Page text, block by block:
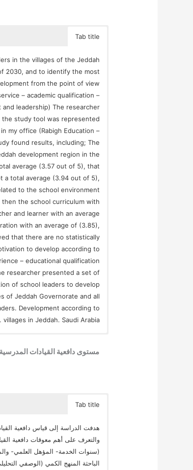
Tab title
in the villages of the Jeddah
2030, and to identify the most
from the point of view
– academic qualification –
leadership) The researcher
the study tool was represented
my office (Rabigh Education –
found results, including; The
development region in the
average (3.57 out of 5), that
a total average (3.94 out of 5),
to the school environment
the school curriculum with
and learner with an average
with an average of (3.85),
that there are no statistically
to develop according to
– educational qualification
researcher presented a set of
of school leaders to develop
of Jeddah Governorate and all
Development according to
in Jeddah. Saudi Arabia.
Tab title
والتعرف على أهم معوقات دافعية
(سنوات الخدمة- المؤهل العلمي-
الباحثة المنهج الكمي (الوصفي